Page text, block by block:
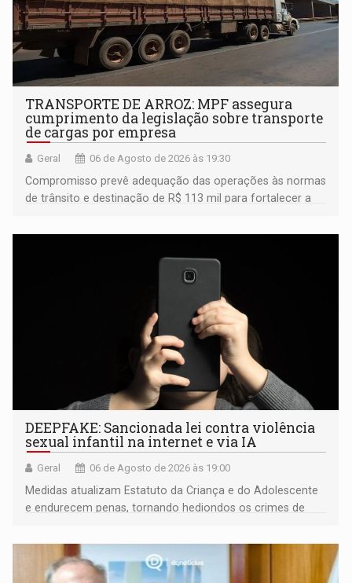
TRANSPORTE DE ARROZ: MPF assegura
cumprimento da legislação sobre transporte
de cargas por empresa
Geral 06 de Agosto de 2026 às 19:30
Compromisso prevê adequação das operações às normas
de trânsito e destinação de R$ 113 mil para fortalecer a
DEEPFAKE: Sancionada lei contra violência
sexual infantil na internet e via IA
Geral 06 de Agosto de 2026 às 19:00
Medidas atualizam Estatuto da Criança e do Adolescente
e endurecem penas, tornando hediondos os crimes de